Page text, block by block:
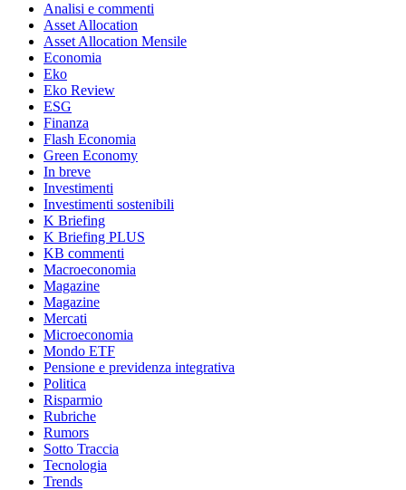
Analisi e commenti
Asset Allocation
Asset Allocation Mensile
Economia
Eko
Eko Review
ESG
Finanza
Flash Economia
Green Economy
In breve
Investimenti
Investimenti sostenibili
K Briefing
K Briefing PLUS
KB commenti
Macroeconomia
Magazine
Magazine
Mercati
Microeconomia
Mondo ETF
Pensione e previdenza integrativa
Politica
Risparmio
Rubriche
Rumors
Sotto Traccia
Tecnologia
Trends